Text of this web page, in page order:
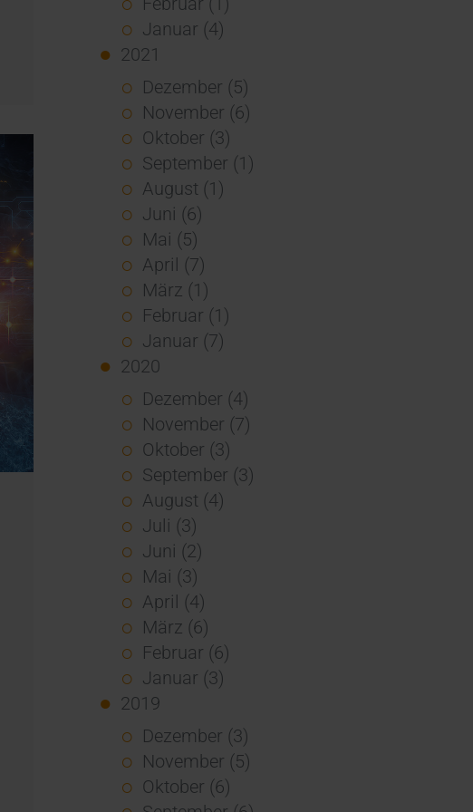
Januar (4)
2021
Dezember (5)
November (6)
Oktober (3)
September (1)
August (1)
Juni (6)
Mai (5)
April (7)
März (1)
Februar (1)
Januar (7)
2020
Dezember (4)
November (7)
Oktober (3)
September (3)
August (4)
Juli (3)
Juni (2)
Mai (3)
April (4)
März (6)
Februar (6)
Januar (3)
2019
Dezember (3)
November (5)
Oktober (6)